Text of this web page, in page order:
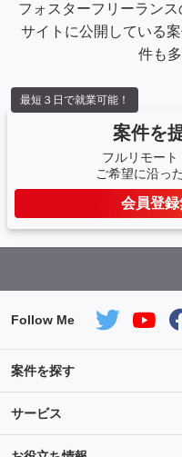
フォスターフリーラン
サイトに公開している
件も
案件を
フルリモート
ご希望に沿っ
会員登録
最短３日で就業可能！
Follow Me
案件を探す
条件を指定して案件を探す
Salesforce案件特集
サービス
サービス紹介